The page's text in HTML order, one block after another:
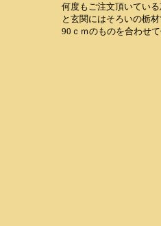
何度もご注文頂いてい
と玄関にはそろいの栃
90ｃｍのものを合わせ